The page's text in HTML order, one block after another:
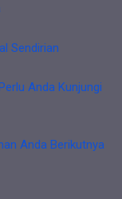
Sendirian
Anda Kunjungi
Anda Berikutnya